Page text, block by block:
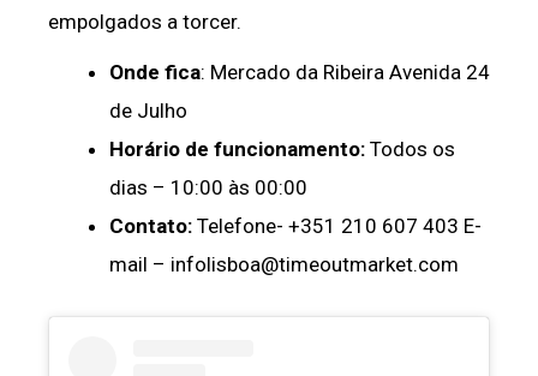
empolgados a torcer.
Onde fica: Mercado da Ribeira Avenida 24
de Julho
Horário de funcionamento: Todos os
dias – 10:00 às 00:00
Contato: Telefone- +351 210 607 403 E-
mail – infolisboa@timeoutmarket.com